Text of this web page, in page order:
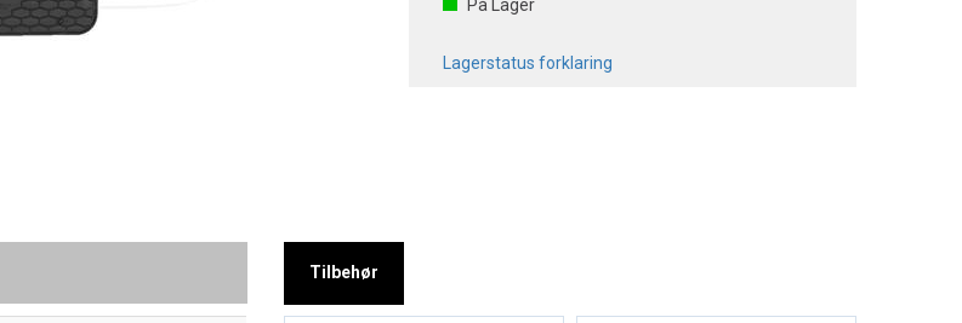
På Lager
Lagerstatus forklaring
Tilbehør